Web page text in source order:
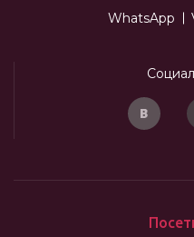
WhatsApp